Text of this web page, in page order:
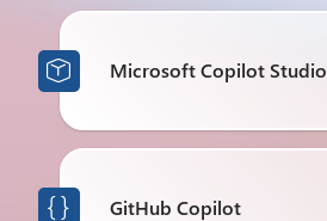
 Microsoft Copilot Studio
 GitHub Copilot